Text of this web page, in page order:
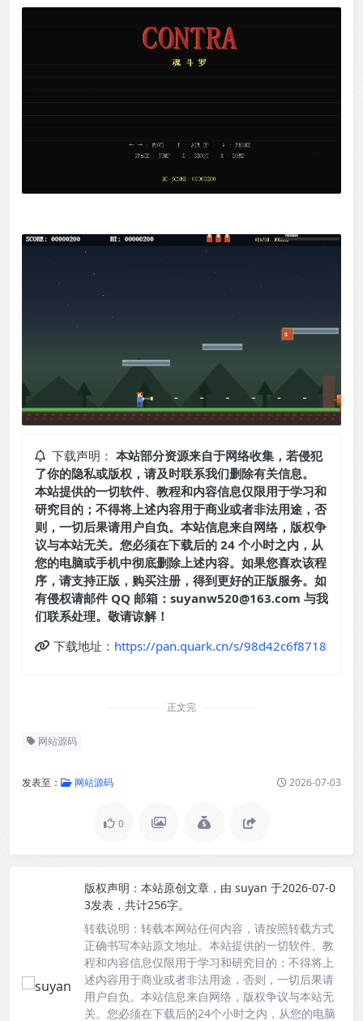
下载声明： 本站部分资源来自于网络收集，若侵犯
了你的隐私或版权，请及时联系我们删除有关信息。
本站提供的一切软件、教程和内容信息仅限用于学习和
研究目的；不得将上述内容用于商业或者非法用途，否
则，一切后果请用户自负。本站信息来自网络，版权争
议与本站无关。您必须在下载后的 24 个小时之内，从
您的电脑或手机中彻底删除上述内容。如果您喜欢该程
序，请支持正版，购买注册，得到更好的正版服务。如
有侵权请邮件 QQ 邮箱：suyanw520@163.com 与我
们联系处理。敬请谅解！
下载地址： https://pan.quark.cn/s/98d42c6f8718
正文完
网站源码
发表至： 网站源码 2026-07-03
0
版权声明： 本站原创文章，由 suyan 于2026-07-0
3发表，共计256字。
转载说明： 转载本网站任何内容，请按照转载方式
正确书写本站原文地址。本站提供的一切软件、教
程和内容信息仅限用于学习和研究目的；不得将上
述内容用于商业或者非法用途，否则，一切后果请
用户自负。本站信息来自网络，版权争议与本站无
关。您必须在下载后的24个小时之内，从您的电脑